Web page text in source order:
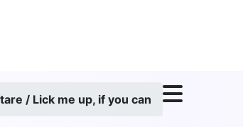
/ Lick me up, if you can